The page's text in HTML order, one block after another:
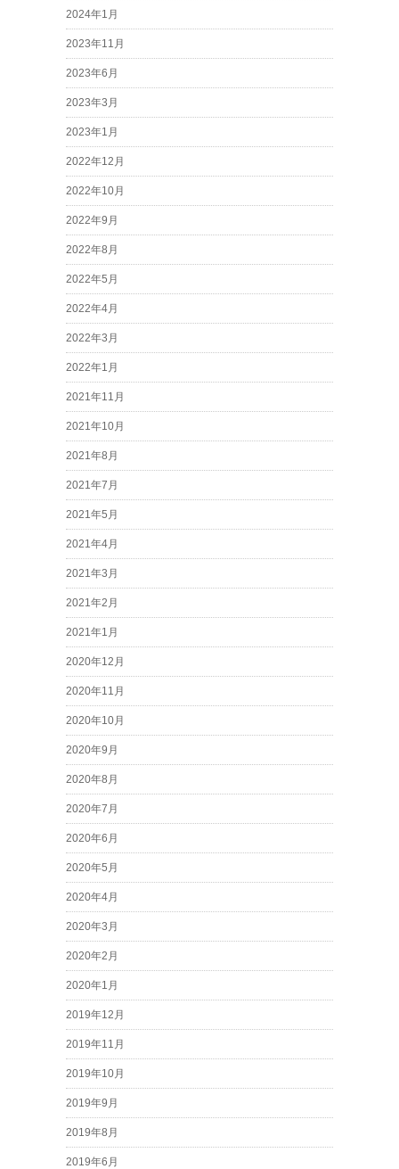
2024年1月
2023年11月
2023年6月
2023年3月
2023年1月
2022年12月
2022年10月
2022年9月
2022年8月
2022年5月
2022年4月
2022年3月
2022年1月
2021年11月
2021年10月
2021年8月
2021年7月
2021年5月
2021年4月
2021年3月
2021年2月
2021年1月
2020年12月
2020年11月
2020年10月
2020年9月
2020年8月
2020年7月
2020年6月
2020年5月
2020年4月
2020年3月
2020年2月
2020年1月
2019年12月
2019年11月
2019年10月
2019年9月
2019年8月
2019年6月